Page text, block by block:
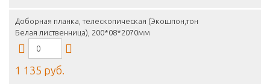
Доборная планка, телескопическая (Экошпон,тон
Белая лиственница), 200*08*2070мм
1 135 руб.